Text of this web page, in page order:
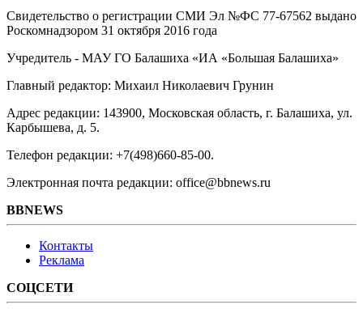
Свидетельство о регистрации СМИ Эл №ФС ‎77-67562 выдано
Роскомнадзором 31 октября 2016 года
Учредитель - МАУ ГО Балашиха «ИА «Большая Балашиха»
Главный редактор: Михаил Николаевич Грунин
Адрес редакции: 143900, Московская область, г. Балашиха, ул.
Карбышева, д. 5.
Телефон редакции: +7(498)660-85-00.
Электронная почта редакции: office@bbnews.ru
BBNEWS
Контакты
Реклама
СОЦСЕТИ